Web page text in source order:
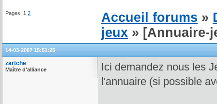
Pages: 1 2 Accueil forums »
jeux » [Annuaire-
14-03-2007 15:51:25
zartche
Maître d'alliance
Ici demandez nous les
l'annuaire (si possible